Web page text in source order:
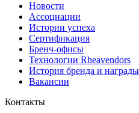
Новости
Ассоциации
Истории успеха
Сертификация
Бренч-офисы
Технологии Rheavendors
История бренда и награды
Вакансии
Контакты